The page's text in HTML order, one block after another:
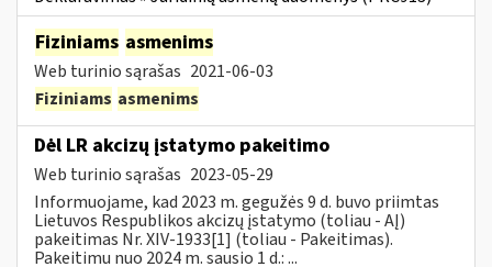
Fiziniams asmenims
Web turinio sąrašas 2021-06-03
Fiziniams asmenims
Dėl LR akcizų įstatymo pakeitimo
Web turinio sąrašas 2023-05-29
Informuojame, kad 2023 m. gegužės 9 d. buvo priimtas
Lietuvos Respublikos akcizų įstatymo (toliau - AĮ)
pakeitimas Nr. XIV-1933[1] (toliau - Pakeitimas).
Pakeitimu nuo 2024 m. sausio 1 d.: ...